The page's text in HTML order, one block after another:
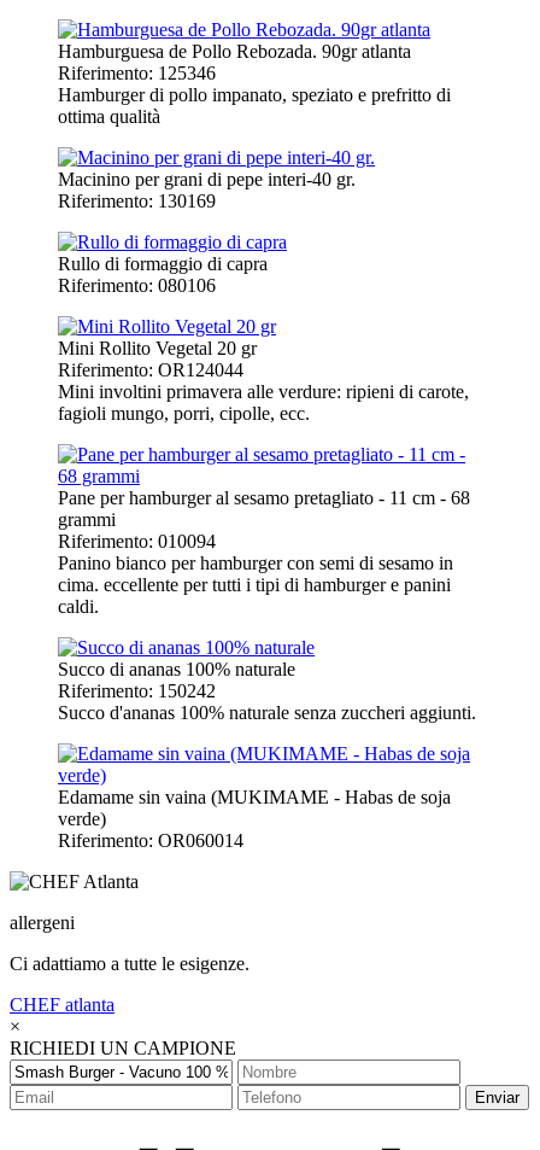
Hamburguesa de Pollo Rebozada. 90gr atlanta
Riferimento: 125346
Hamburger di pollo impanato, speziato e prefritto di
ottima qualità
Macinino per grani di pepe interi-40 gr.
Riferimento: 130169
Rullo di formaggio di capra
Riferimento: 080106
Mini Rollito Vegetal 20 gr
Riferimento: OR124044
Mini involtini primavera alle verdure: ripieni di carote,
fagioli mungo, porri, cipolle, ecc.
Pane per hamburger al sesamo pretagliato - 11 cm - 68
grammi
Riferimento: 010094
Panino bianco per hamburger con semi di sesamo in
cima. eccellente per tutti i tipi di hamburger e panini
caldi.
Succo di ananas 100% naturale
Riferimento: 150242
Succo d'ananas 100% naturale senza zuccheri aggiunti.
Edamame sin vaina (MUKIMAME - Habas de soja
verde)
Riferimento: OR060014
allergeni
Ci adattiamo a tutte le esigenze.
CHEF atlanta
×
RICHIEDI UN CAMPIONE
Enviar